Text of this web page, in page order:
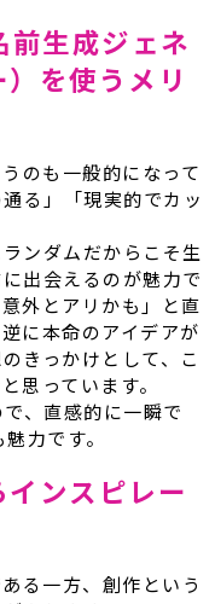
生成ジェネ
を使うメリ
のも一般的になって
る」「現実的でカッ
ンダムだからこそ生
出会えるのが魅力で
外とアリかも」と直
に本命のアイデアが
きっかけとして、こ
思っています。
、直感的に一瞬で
力です。
インスピレー
る一方、創作という